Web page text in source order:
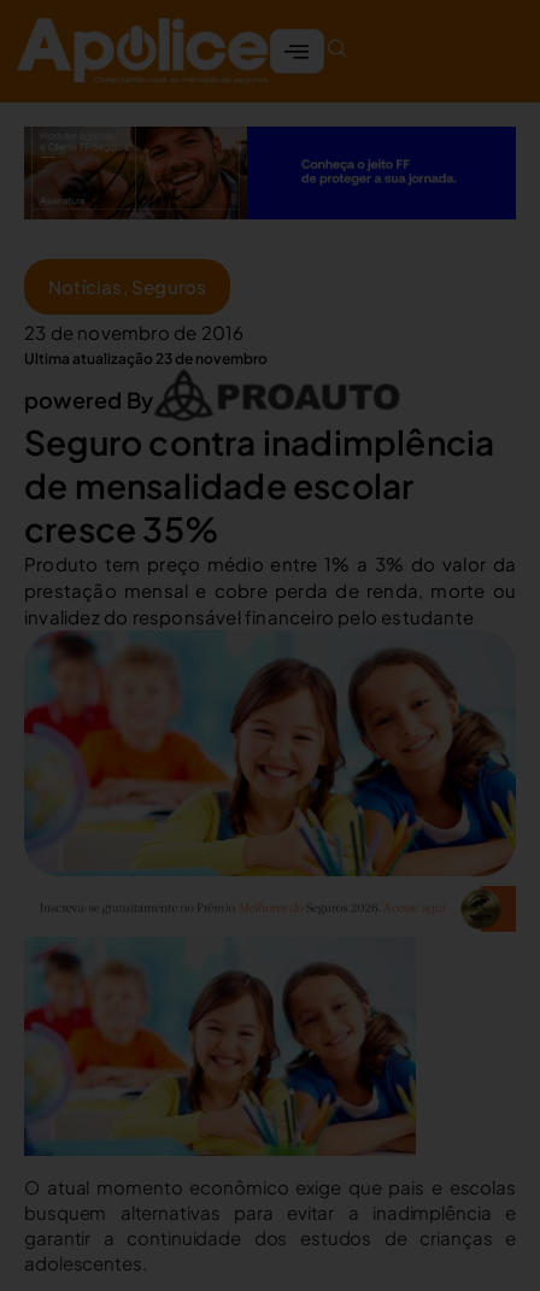
Notícias , Seguros
23 de novembro de 2016
Ultima atualização 23 de novembro
powered By
Seguro contra inadimplência
de mensalidade escolar
cresce 35%
Produto tem preço médio entre 1% a 3% do valor da
prestação mensal e cobre perda de renda, morte ou
invalidez do responsável financeiro pelo estudante
O atual momento econômico exige que pais e escolas
busquem alternativas para evitar a inadimplência e
garantir a continuidade dos estudos de crianças e
adolescentes.